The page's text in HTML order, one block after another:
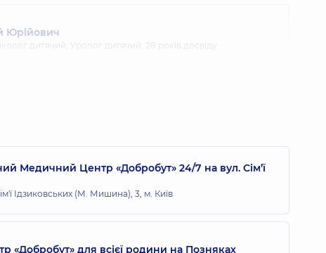
Юрійович
дитячий; Уролог дитячий, 28 років досвіду
Медичний Центр «Добробут» 24/7 на вул. Сім’ї
Ідзиковських (М. Мишина), 3, м. Київ
«Добробут» для всієї родини на Позняках